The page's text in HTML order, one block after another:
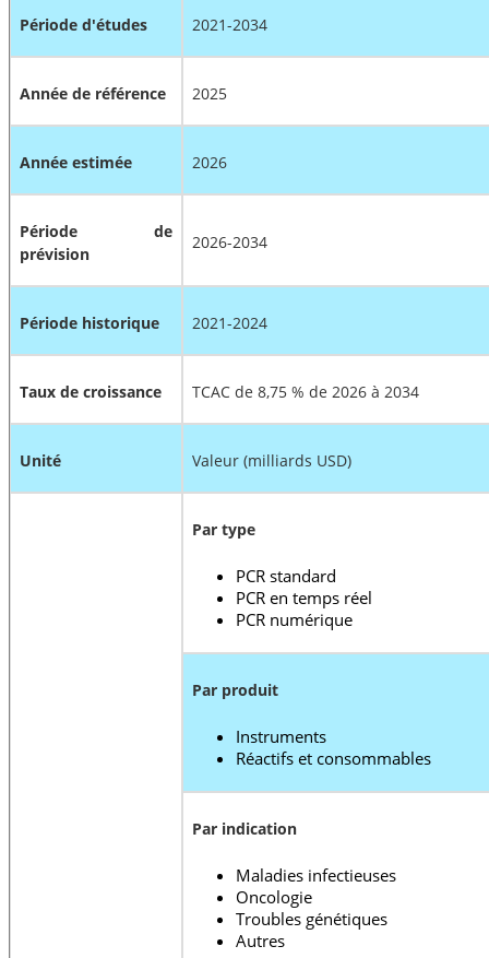
Période d'études 2021-2034
Année de référence 2025
Année estimée 2026
Période de
prévision
2026-2034
Période historique 2021-2024
Taux de croissance TCAC de 8,75 % de 2026 à 2034
Unité Valeur (milliards USD)
Par type
PCR standard
PCR en temps réel
PCR numérique
Par produit
Instruments
Réactifs et consommables
Par indication
Maladies infectieuses
Oncologie
Troubles génétiques
Autres